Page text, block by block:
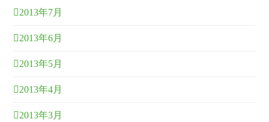
2013年7月
2013年6月
2013年5月
2013年4月
2013年3月